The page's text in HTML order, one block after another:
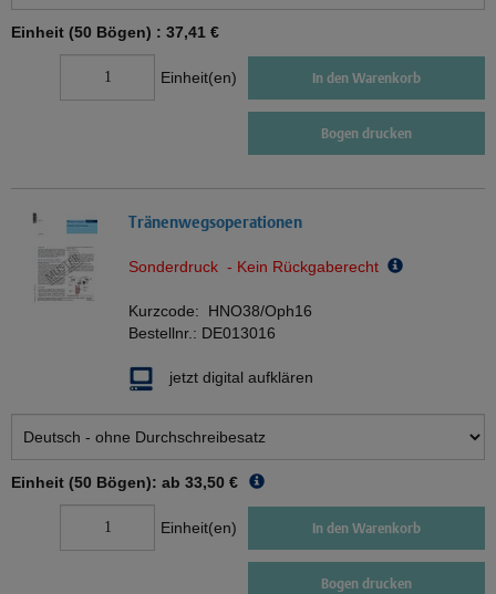
Einheit (50 Bögen) : 37,41 €
Einheit(en) In den Warenkorb
Bogen drucken
Tränenwegsoperationen
Sonderdruck - Kein Rückgaberecht
Kurzcode: HNO38/Oph16
Bestellnr.: DE013016
jetzt digital aufklären
Einheit (50 Bögen): ab 33,50 €
Einheit(en) In den Warenkorb
Bogen drucken